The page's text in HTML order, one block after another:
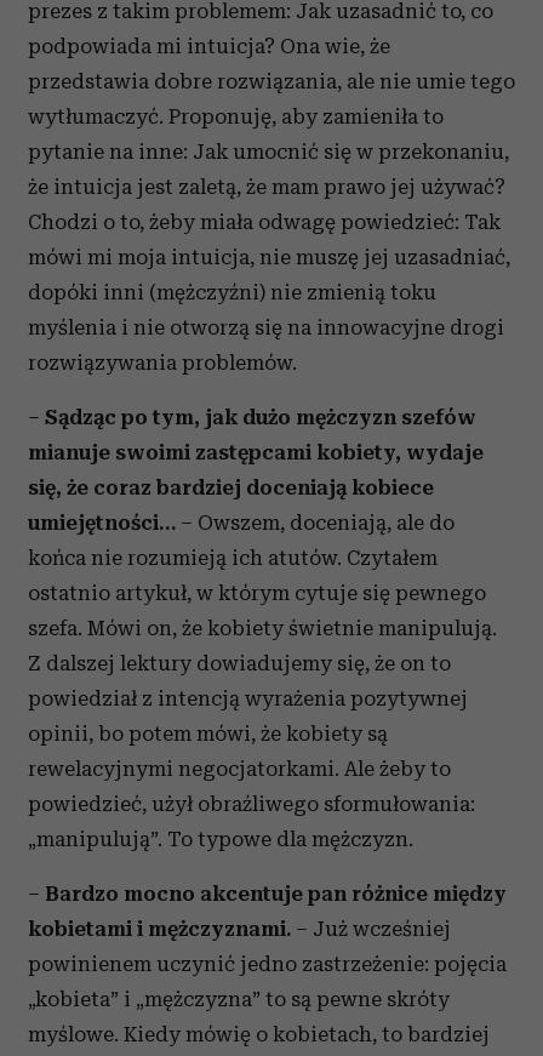
korzystasz z naszej witryny, udostępniamy partnerom
społecznościowym, reklamowym i analitycznym.
Partnerzy mogą połączyć te informacje z innymi danymi
otrzymanymi od Ciebie lub uzyskanymi podczas
korzystania z ich usług.
prezes z takim problemem: Jak uzasadnić to, co
podpowiada mi intuicja? Ona wie, że
przedstawia dobre rozwiązania, ale nie umie tego
wytłumaczyć. Proponuję, aby zamieniła to
pytanie na inne: Jak umocnić się w przekonaniu,
że intuicja jest zaletą, że mam prawo jej używać?
Chodzi o to, żeby miała odwagę powiedzieć: Tak
mówi mi moja intuicja, nie muszę jej uzasadniać,
dopóki inni (mężczyźni) nie zmienią toku
myślenia i nie otworzą się na innowacyjne drogi
rozwiązywania problemów.
– Sądząc po tym, jak dużo mężczyzn szefów
mianuje swoimi zastępcami kobiety, wydaje
się, że coraz bardziej doceniają kobiece
umiejętności… – Owszem, doceniają, ale do
końca nie rozumieją ich atutów. Czytałem
ostatnio artykuł, w którym cytuje się pewnego
szefa. Mówi on, że kobiety świetnie manipulują.
Z dalszej lektury dowiadujemy się, że on to
powiedział z intencją wyrażenia pozytywnej
opinii, bo potem mówi, że kobiety są
rewelacyjnymi negocjatorkami. Ale żeby to
powiedzieć, użył obraźliwego sformułowania:
„manipulują”. To typowe dla mężczyzn.
– Bardzo mocno akcentuje pan różnice między
kobietami i mężczyznami. – Już wcześniej
powinienem uczynić jedno zastrzeżenie: pojęcia
„kobieta” i „mężczyzna” to są pewne skróty
myślowe. Kiedy mówię o kobietach, to bardziej